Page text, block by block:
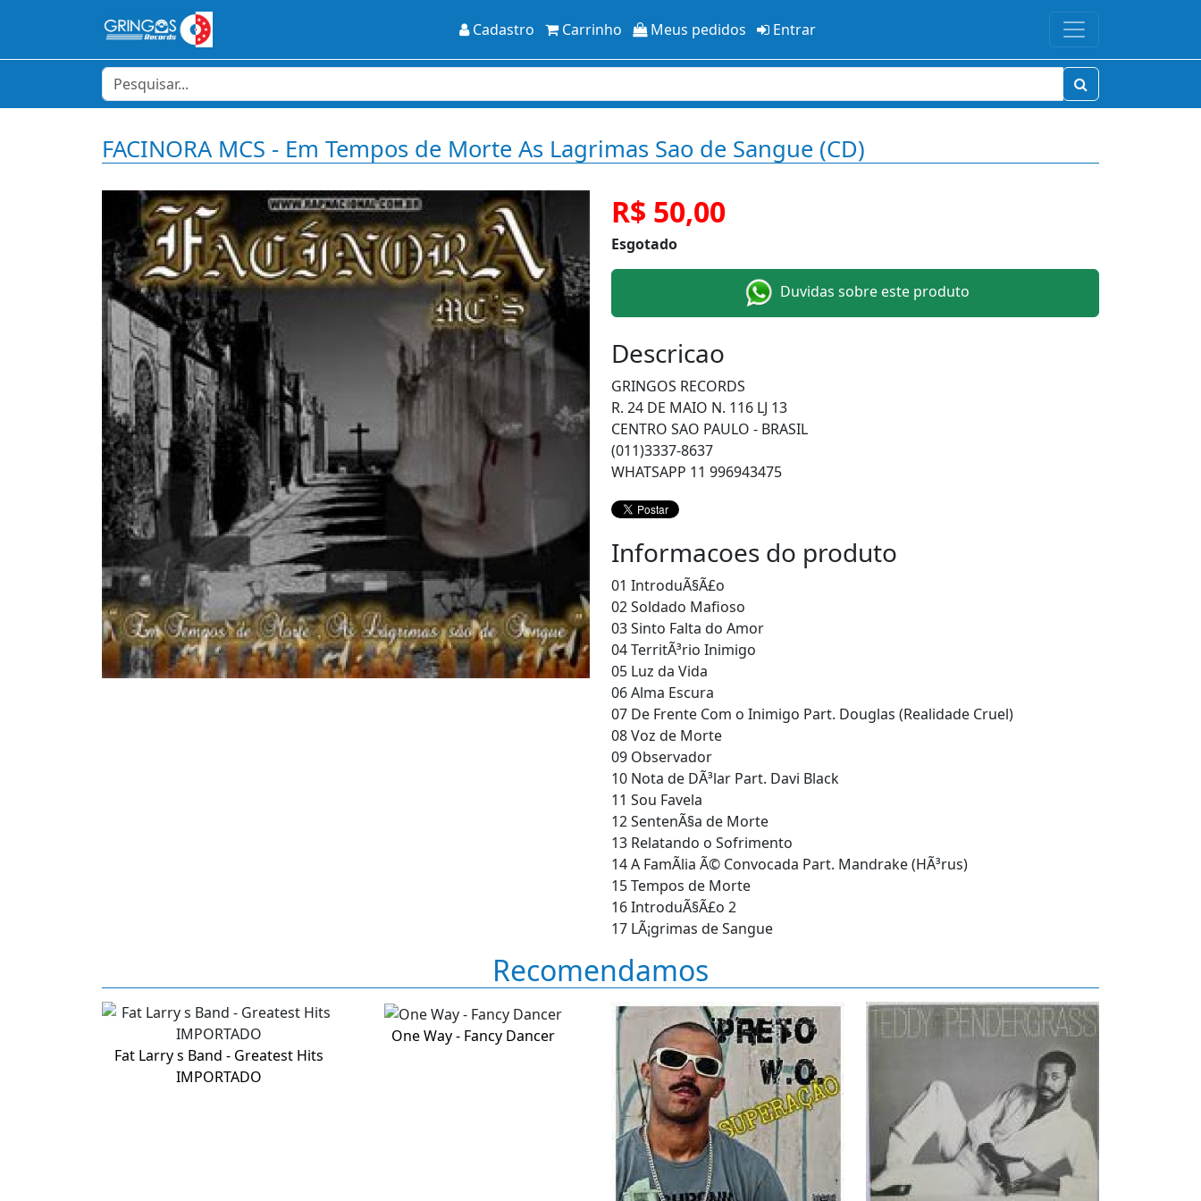
Cadastro Carrinho Meus pedidos Entrar
FACINORA MCS - Em Tempos de Morte As Lagrimas Sao de Sangue (CD)
R$ 50,00
Esgotado
Duvidas sobre este produto
Descricao
GRINGOS RECORDS
R. 24 DE MAIO N. 116 LJ 13
CENTRO SAO PAULO - BRASIL
(011)3337-8637
WHATSAPP 11 996943475
Informacoes do produto
01 IntroduÃ§Ã£o
02 Soldado Mafioso
03 Sinto Falta do Amor
04 TerritÃ³rio Inimigo
05 Luz da Vida
06 Alma Escura
07 De Frente Com o Inimigo Part. Douglas (Realidade Cruel)
08 Voz de Morte
09 Observador
10 Nota de DÃ³lar Part. Davi Black
11 Sou Favela
12 SentenÃ§a de Morte
13 Relatando o Sofrimento
14 A FamÃ­lia Ã© Convocada Part. Mandrake (HÃ³rus)
15 Tempos de Morte
16 IntroduÃ§Ã£o 2
17 LÃ¡grimas de Sangue
Recomendamos
Fat Larry s Band - Greatest Hits
IMPORTADO
One Way - Fancy Dancer